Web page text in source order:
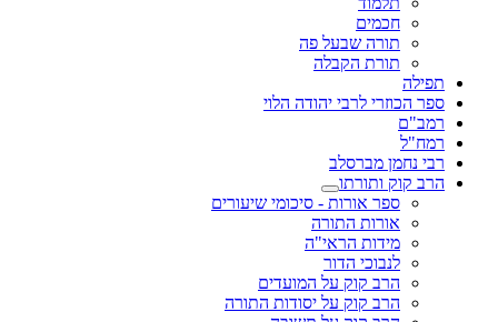
חכמים
תורה שבעל פה
תורת הקבלה
תפילה
ספר הכוזרי לרבי יהודה הלוי
רמב"ם
רמח"ל
רבי נחמן מברסלב
הרב קוק ותורתו
ספר אורות - סיכומי שיעורים
אורות התורה
מידות הראי"ה
לנבוכי הדור
הרב קוק על המועדים
הרב קוק על יסודות התורה